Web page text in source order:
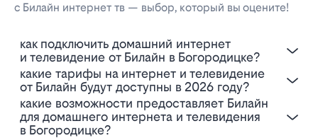
с Билайн интернет тв — выбор, который вы оцените!
Как подключить домашний интернет
и телевидение от Билайн в Богородицке?
Какие тарифы на интернет и телевидение
от Билайн будут доступны в 2026 году?
Какие возможности предоставляет Билайн
для домашнего интернета и телевидения
в Богородицке?